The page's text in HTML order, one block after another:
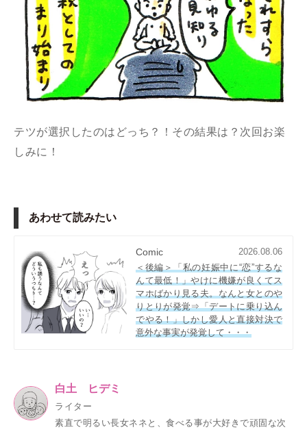
テツが選択したのはどっち？！その結果は？次回お楽
しみに！
あわせて読みたい
Comic
2026.08.06
＜後編＞「私の妊娠中に“恋”するな
んて最低！」やけに機嫌が良くてス
マホばかり見る夫。なんと女とのや
りとりが発覚⇒「デートに乗り込ん
でやる！」しかし愛人と直接対決で
意外な事実が発覚して・・・
白土 ヒデミ
ライター
素直で明るい長女ネネと、食べる事が大好きで頑固な次